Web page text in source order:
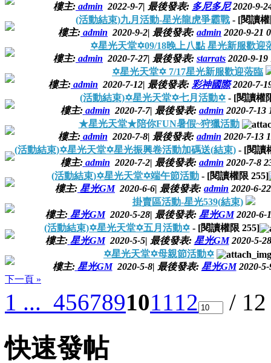
樓主: admin 2022-9-7| 最後發表: 多尼多尼2020-9-
(活動結束)九月活動-星光龍虎爭霸戰 - [閱讀
樓主: admin 2020-9-2| 最後發表: admin 2020-9-21
✡星光天堂✡09/18晚上八點 星光新服歡迎
樓主: admin 2020-7-27| 最後發表: starrats 2020-9-19
✡星光天堂✡ 7/17星光新服歡迎蒞臨
樓主: admin 2020-7-12| 最後發表: 彩神國際2020-7-
(活動結束)✡星光天堂✡七月活動✡ - [閱讀權
樓主: admin 2020-7-7| 最後發表: admin 2020-7-13
★星光天堂★陪你FUN暑假~狩獵活動
樓主: admin 2020-7-8| 最後發表: admin 2020-7-13
(活動結束)✡星光天堂✡星光振興卷活動加碼送(結束) - [閱讀
樓主: admin 2020-7-2| 最後發表: admin 2020-7-8
(活動結束)✡星光天堂✡端午節活動 - [閱讀權限 255]
樓主: 星光GM 2020-6-6| 最後發表: admin 2020-6-
掛賣區活動-星光539(結束)
樓主: 星光GM 2020-5-28| 最後發表: 星光GM2020-6-
(活動結束)✡星光天堂✡五月活動✡- [閱讀權限 255]
樓主: 星光GM 2020-5-5| 最後發表: 星光GM2020-5-
✡星光天堂✡母親節活動✡
樓主: 星光GM 2020-5-8| 最後發表: 星光GM2020-5-
下一頁 »
1 ... 456789101112 /
快速發帖